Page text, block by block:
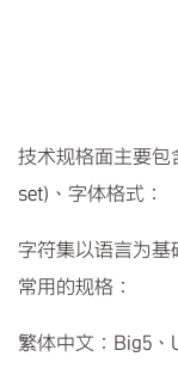
技术规格面主要包
set)、字体格式：
字符集以语言为基
常用的规格：
繁体中文：Big5、